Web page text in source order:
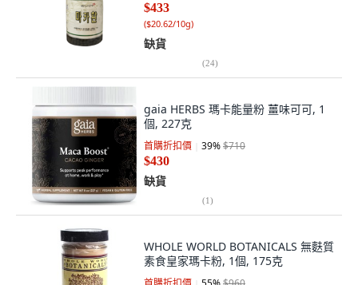
$433
($20.62/10g)
缺貨
(24)
gaia HERBS 瑪卡能量粉 薑味可可, 1
個, 227克
首購折扣價 39%$710
$430
缺貨
(1)
WHOLE WORLD BOTANICALS 無麩質
素食皇家瑪卡粉, 1個, 175克